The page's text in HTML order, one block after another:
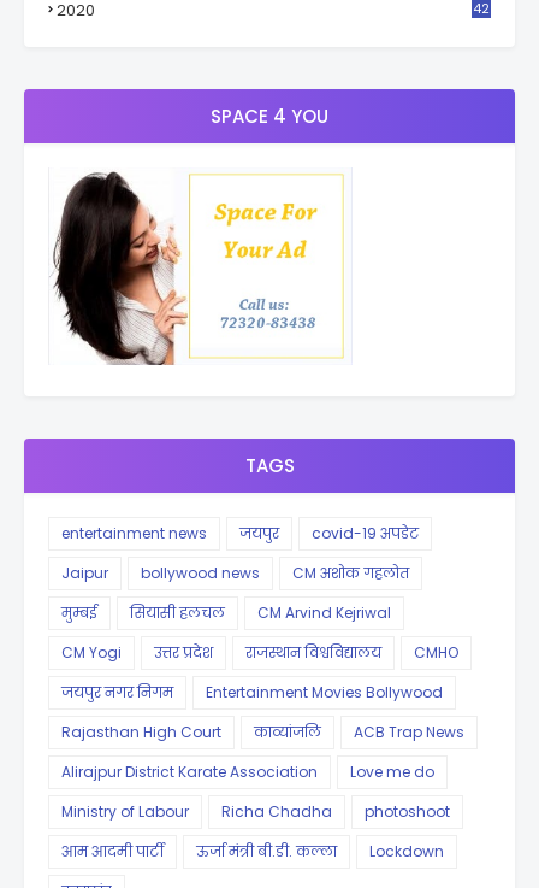
2020
42
SPACE 4 YOU
TAGS
entertainment news जयपुर
covid-19 अपडेट
Jaipur
bollywood news
CM अशोक गहलोत
मुम्बई
सियासी हलचल
CM Arvind Kejriwal
CM Yogi
उत्तर प्रदेश राजस्थान विश्वविद्यालय
CMHO
जयपुर नगर निगम
Entertainment Movies Bollywood
Rajasthan High Court
काव्यांजलि
ACB Trap News
Alirajpur District Karate Association
Love me do
Ministry of Labour
Richa Chadha
photoshoot
आम आदमी पार्टी
ऊर्जा मंत्री बी.डी. कल्ला
Lockdown